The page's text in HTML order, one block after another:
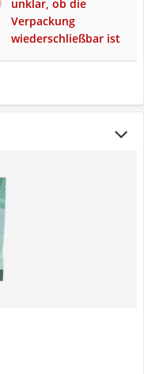
unklar, ob die
Verpackung
wiederschließbar ist